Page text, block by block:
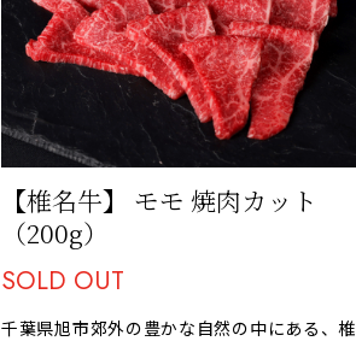
【椎名牛】 モモ 焼肉カット
（200g）
SOLD OUT
千葉県旭市郊外の豊かな自然の中にある、椎